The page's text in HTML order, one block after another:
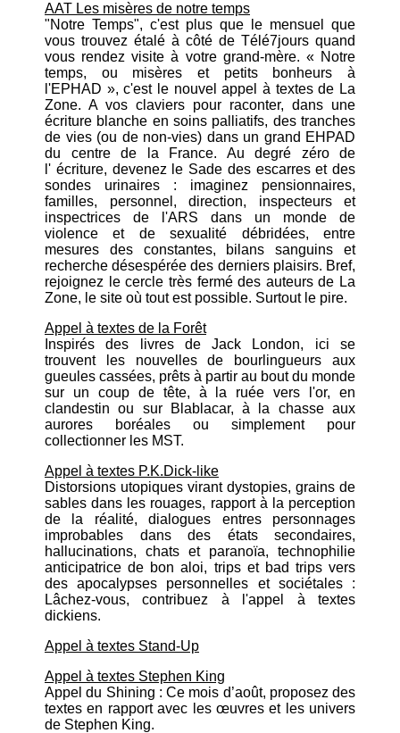
AAT Les misères de notre temps
"Notre Temps", c'est plus que le mensuel que
vous trouvez étalé à côté de Télé7jours quand
vous rendez visite à votre grand-mère. « Notre
temps, ou misères et petits bonheurs à
l'EPHAD », c'est le nouvel appel à textes de La
Zone. A vos claviers pour raconter, dans une
écriture blanche en soins palliatifs, des tranches
de vies (ou de non-vies) dans un grand EHPAD
du centre de la France. Au degré zéro de
l' écriture, devenez le Sade des escarres et des
sondes urinaires : imaginez pensionnaires,
familles, personnel, direction, inspecteurs et
inspectrices de l'ARS dans un monde de
violence et de sexualité débridées, entre
mesures des constantes, bilans sanguins et
recherche désespérée des derniers plaisirs. Bref,
rejoignez le cercle très fermé des auteurs de La
Zone, le site où tout est possible. Surtout le pire.
Appel à textes de la Forêt
Inspirés des livres de Jack London, ici se
trouvent les nouvelles de bourlingueurs aux
gueules cassées, prêts à partir au bout du monde
sur un coup de tête, à la ruée vers l'or, en
clandestin ou sur Blablacar, à la chasse aux
aurores boréales ou simplement pour
collectionner les MST.
Appel à textes P.K.Dick-like
Distorsions utopiques virant dystopies, grains de
sables dans les rouages, rapport à la perception
de la réalité, dialogues entres personnages
improbables dans des états secondaires,
hallucinations, chats et paranoïa, technophilie
anticipatrice de bon aloi, trips et bad trips vers
des apocalypses personnelles et sociétales :
Lâchez-vous, contribuez à l'appel à textes
dickiens.
Appel à textes Stand-Up
Appel à textes Stephen King
Appel du Shining : Ce mois d’août, proposez des
textes en rapport avec les œuvres et les univers
de Stephen King.